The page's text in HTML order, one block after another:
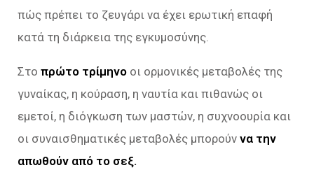
πώς πρέπει το ζευγάρι να έχει ερωτική επαφή
κατά τη διάρκεια της εγκυμοσύνης.
Στο πρώτο τρίμηνο οι ορμονικές μεταβολές της
γυναίκας, η κούραση, η ναυτία και πιθανώς οι
εμετοί, η διόγκωση των μαστών, η συχνοουρία και
οι συναισθηματικές μεταβολές μπορούν να την
απωθούν από το σεξ.